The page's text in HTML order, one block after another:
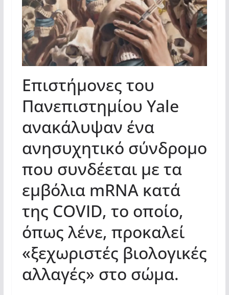
Επιστήμονες του
Πανεπιστημίου Yale
ανακάλυψαν ένα
ανησυχητικό σύνδρομο
που συνδέεται με τα
εμβόλια mRNA κατά
της COVID, το οποίο,
όπως λένε, προκαλεί
«ξεχωριστές βιολογικές
αλλαγές» στο σώμα.